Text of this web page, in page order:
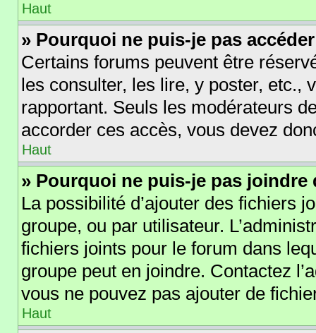
Haut
» Pourquoi ne puis-je pas
Certains forums peuvent être
les consulter, les lire, y poster, etc.,
rapportant. Seuls les modérateurs
accorder ces accès, vous devez
Haut
» Pourquoi ne puis-je pas joindre
La possibilité d’ajouter des fichiers
groupe, ou par utilisateur.
fichiers joints pour le forum dans
groupe peut en joindre. Contactez
vous ne pouvez pas ajouter de
Haut